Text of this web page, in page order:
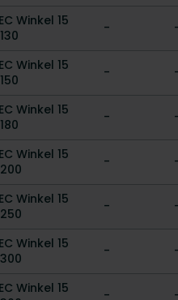
Winkel 15
-
Winkel 15
-
Winkel 15
-
Winkel 15
-
Winkel 15
-
Winkel 15
-
Winkel 15
-